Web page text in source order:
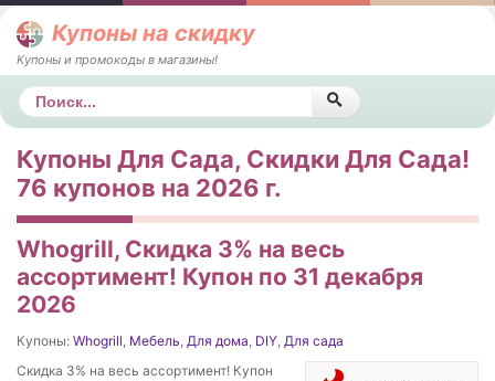
Купоны на скидку
Купоны и промокоды в магазины!
Поиск
Купоны Для Сада, Скидки Для Сада!
76 купонов на 2026 г.
Whogrill, Скидка 3% на весь
ассортимент! Купон по 31 декабря
2026
Купоны: Whogrill, Мебель, Для дома, DIY, Для сада
Скидка 3% на весь ассортимент! Купон